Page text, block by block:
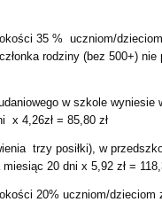
35 % uczniom/
rodziny (bez 500+) nie
w szkole wyniesie
x 4,26zł = 85,80 zł
trzy posiłki), w
20 dni x 5,92 zł =
20% uczniom/dzieciom